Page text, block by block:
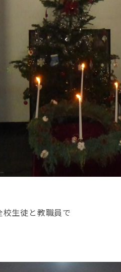
生徒と教職員で